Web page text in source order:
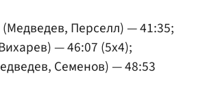
Перселл) — 41:35;
— 46:07 (5x4);
Семенов) — 48:53